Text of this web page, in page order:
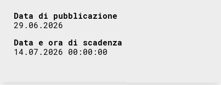
Data di pubblicazione
29.06.2026
Data e ora di scadenza
14.07.2026 00:00:00